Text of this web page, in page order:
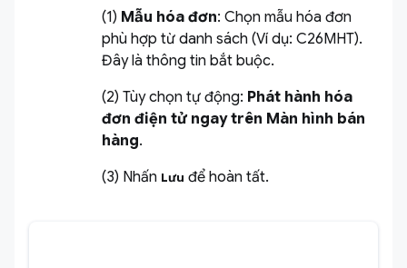
(1) Mẫu hóa đơn: Chọn mẫu hóa đơn
phù hợp từ danh sách (Ví dụ: C26MHT).
Đây là thông tin bắt buộc.
(2) Tùy chọn tự động: Phát hành hóa
đơn điện tử ngay trên Màn hình bán
hàng.
(3) Nhấn Lưu để hoàn tất.